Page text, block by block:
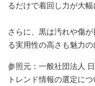
るだけで着回し力が大幅
さらに、黒は汚れや傷
る実用性の高さも魅力の
参照元：一般社団法人
トレンド情報の選定につ